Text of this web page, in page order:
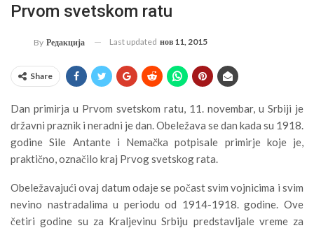
Prvom svetskom ratu
By Редакција Last updated нов 11, 2015
Share
Dan primirja u Prvom svetskom ratu, 11. novembar, u Srbiji je
državni praznik i neradni je dan. Obeležava se dan kada su 1918.
godine Sile Antante i Nemačka potpisale primirje koje je,
praktično, označilo kraj Prvog svetskog rata.
Obeležavajući ovaj datum odaje se počast svim vojnicima i svim
nevino nastradalima u periodu od 1914-1918. godine. Ove
četiri godine su za Kraljevinu Srbiju predstavljale vreme za